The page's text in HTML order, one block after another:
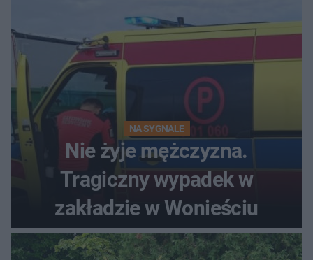
NA SYGNALE
Nie żyje mężczyzna.
Tragiczny wypadek w
zakładzie w Wonieściu